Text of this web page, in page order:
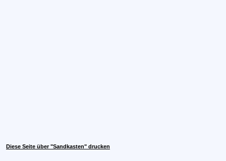
Diese Seite über "Sandkasten" drucken